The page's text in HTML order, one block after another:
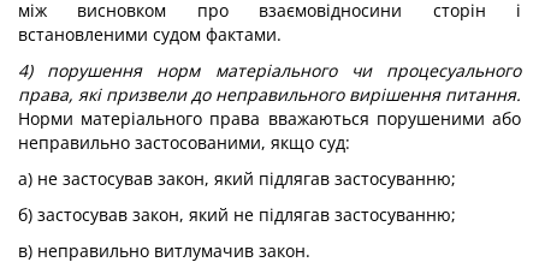
між висновком про взаємовідносини сторін і
встановленими судом фактами.
4) порушення норм матеріального чи процесуального
права, які призвели до неправильного вирішення питання.
Норми матеріального права вважаються порушеними або
неправильно застосованими, якщо суд:
а) не застосував закон, який підлягав застосуванню;
б) застосував закон, який не підлягав застосуванню;
в) неправильно витлумачив закон.